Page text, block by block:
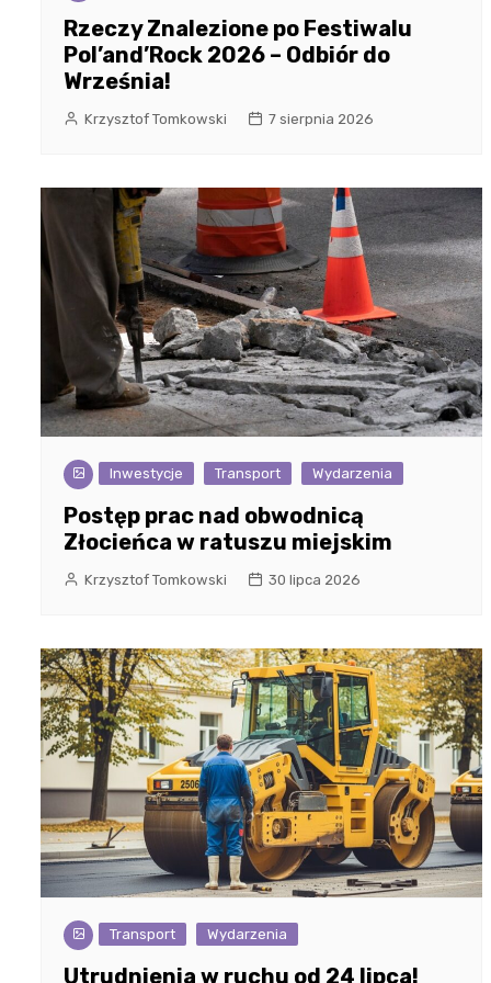
Rzeczy Znalezione po Festiwalu
Pol’and’Rock 2026 – Odbiór do
Września!
Krzysztof Tomkowski 7 sierpnia 2026
Inwestycje Transport Wydarzenia
Postęp prac nad obwodnicą
Złocieńca w ratuszu miejskim
Krzysztof Tomkowski 30 lipca 2026
Transport Wydarzenia
Utrudnienia w ruchu od 24 lipca!